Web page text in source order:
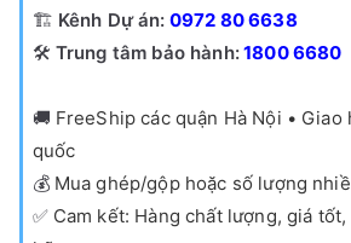
🏗️ Kênh Dự án: 0972 80 6638
🛠️ Trung tâm bảo hành:1800 6680
🚚 FreeShip các quận Hà Nội • Giao
quốc
💰 Mua ghép/gộp hoặc số lượng
✅ Cam kết: Hàng chất lượng, giá